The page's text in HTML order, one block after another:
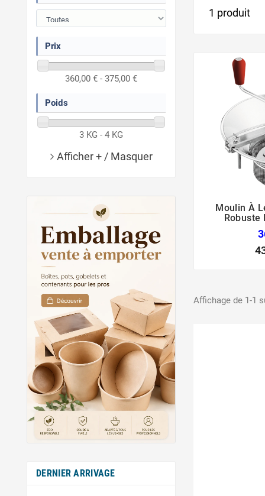
Prix
360,00 € - 375,00 €
Poids
3 KG - 4 KG
Afficher + / Masquer
DERNIER ARRIVAGE
1 produit
Moulin À
Robuste
Affichage de 1-1